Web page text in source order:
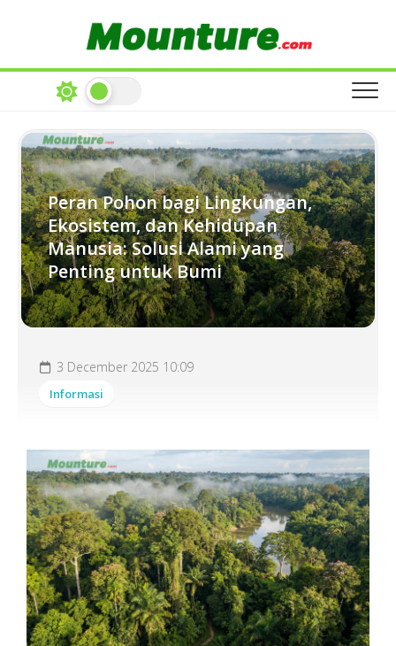
Peran Pohon bagi Lingkungan,
Ekosistem, dan Kehidupan
Manusia: Solusi Alami yang
Penting untuk Bumi
3 December 2025 10:09
Informasi